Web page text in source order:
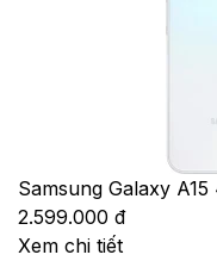
Samsung Galaxy
2.599.000 đ
Xem chi tiết